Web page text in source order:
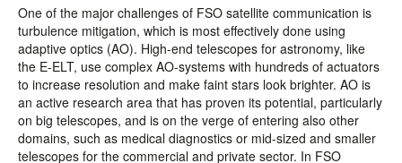
One of the major challenges of FSO satellite communication is
turbulence mitigation, which is most effectively done using
adaptive optics (AO). High-end telescopes for astronomy, like
the E-ELT, use complex AO-systems with hundreds of actuators
to increase resolution and make faint stars look brighter. AO is
an active research area that has proven its potential, particularly
on big telescopes, and is on the verge of entering also other
domains, such as medical diagnostics or mid-sized and smaller
telescopes for the commercial and private sector. In FSO